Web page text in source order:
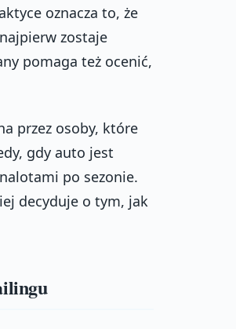
oznacza to, że
zostaje
pomaga też ocenić,
przez osoby, które
gdy auto jest
po sezonie.
decyduje o tym, jak